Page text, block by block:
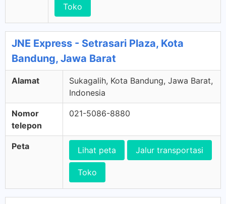
Toko
JNE Express - Setrasari Plaza, Kota
Bandung, Jawa Barat
Alamat
Sukagalih, Kota Bandung, Jawa Barat,
Indonesia
Nomor
telepon
021-5086-8880
Peta Lihat peta Jalur transportasi
Toko